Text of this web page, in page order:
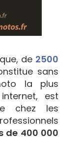
de 2500
sans
la plus
est
chez les
de 400 000